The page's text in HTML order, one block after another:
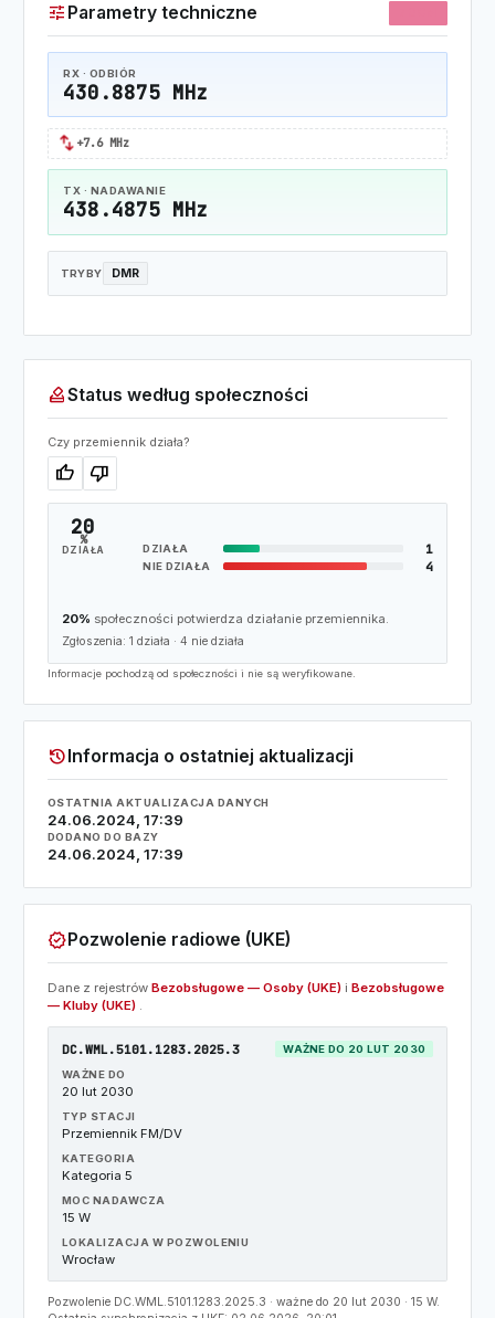
tune Parametry techniczne
RX · ODBIÓR
430.8875 MHz
swap_horiz+7.6 MHz
TX · NADAWANIE
438.4875 MHz
TRYBY DMR
how_to_voteStatus według społeczności
Czy przemiennik działa?
thumb_up thumb_down
20
%
DZIAŁA DZIAŁA 1
NIE DZIAŁA 4
20% społeczności potwierdza działanie przemiennika.
Zgłoszenia: 1 działa · 4 nie działa
Informacje pochodzą od społeczności i nie są weryfikowane.
historyInformacja o ostatniej aktualizacji
OSTATNIA AKTUALIZACJA DANYCH
24.06.2024, 17:39
DODANO DO BAZY
24.06.2024, 17:39
verified Pozwolenie radiowe (UKE)
Dane z rejestrów Bezobsługowe — Osoby (UKE) i Bezobsługowe
— Kluby (UKE) .
DC.WML.5101.1283.2025.3 WAŻNE DO 20 LUT 2030
WAŻNE DO
20 lut 2030
TYP STACJI
Przemiennik FM/DV
KATEGORIA
Kategoria 5
MOC NADAWCZA
15 W
LOKALIZACJA W POZWOLENIU
Wrocław
Pozwolenie DC.WML.5101.1283.2025.3 · ważne do 20 lut 2030 · 15 W.